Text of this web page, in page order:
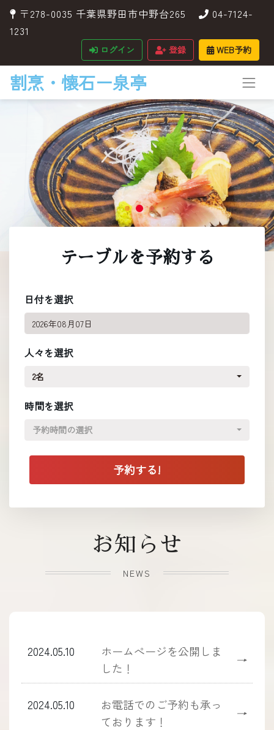
〒278-0035 千葉県野田市中野台265
04-7124-
1231
ログイン 登録 WEB予約
割烹・懐石ー泉亭
テーブルを予約する
日付を選択
人々を選択
2名
時間を選択
予約時間の選択
お知らせ
NEWS
2024.05.10
ホームぺージを公開しま
した！
→
2024.05.10
お電話でのご予約も承っ
ております！
→